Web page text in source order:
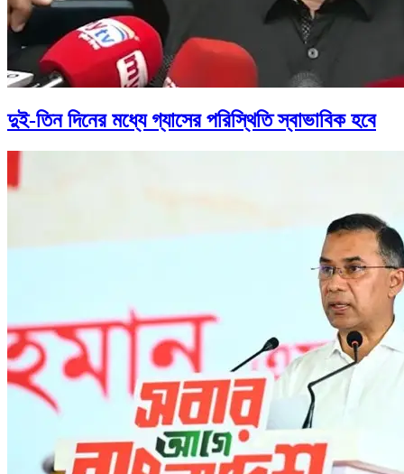
দুই-তিন দিনের মধ্যে গ্যাসের পরিস্থিতি স্বাভাবিক হবে